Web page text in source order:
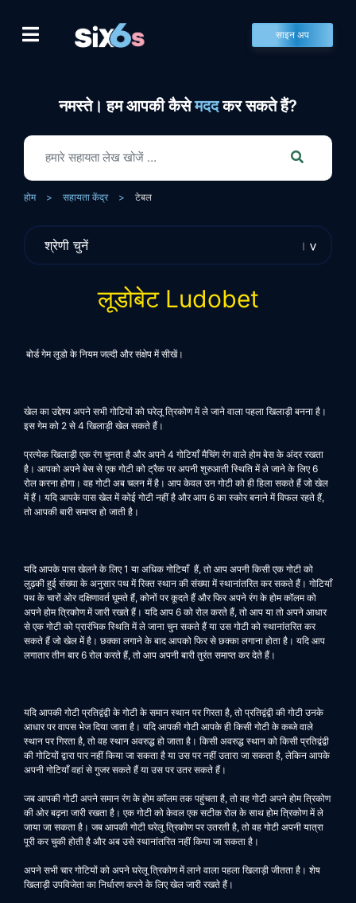
content
साइन अप
नमस्ते। हम आपकी कैसेमददकर सकते हैं?
होम > सहायता केंद्र > टेबल
लूडोबेट Ludobet
बोर्ड गेम लूडो के नियम जल्दी और संक्षेप में सीखें।
खेल का उद्देश्य अपने सभी गोटियों को घरेलू त्रिकोण में ले जाने वाला पहला खिलाड़ी बनना है।
इस गेम को 2 से 4 खिलाड़ी खेल सकते हैं।
प्रत्येक खिलाड़ी एक रंग चुनता है और अपने 4 गोटियाँ मैचिंग रंग वाले होम बेस के अंदर रखता
है। आपको अपने बेस से एक गोटी को ट्रैक पर अपनी शुरुआती स्थिति में ले जाने के लिए 6
रोल करना होगा। वह गोटी अब चलन में है। आप केवल उन गोटी को ही हिला सकते हैं जो खेल
में हैं। यदि आपके पास खेल में कोई गोटी नहीं है और आप 6 का स्कोर बनाने में विफल रहते हैं,
तो आपकी बारी समाप्त हो जाती है।
यदि आपके पास खेलने के लिए 1 या अधिक गोटियाँ हैं, तो आप अपनी किसी एक गोटी को
लुढ़की हुई संख्या के अनुसार पथ में रिक्त स्थान की संख्या में स्थानांतरित कर सकते हैं। गोटियाँ
पथ के चारों ओर दक्षिणावर्त घूमते हैं, कोनों पर कूदते हैं और फिर अपने रंग के होम कॉलम को
अपने होम त्रिकोण में जारी रखते हैं। यदि आप 6 को रोल करते हैं, तो आप या तो अपने आधार
से एक गोटी को प्रारंभिक स्थिति में ले जाना चुन सकते हैं या उस गोटी को स्थानांतरित कर
सकते हैं जो खेल में है। छक्का लगाने के बाद आपको फिर से छक्का लगाना होता है। यदि आप
लगातार तीन बार 6 रोल करते हैं, तो आप अपनी बारी तुरंत समाप्त कर देते हैं।
यदि आपकी गोटी प्रतिद्वंद्वी के गोटी के समान स्थान पर गिरता है, तो प्रतिद्वंद्वी की गोटी उनके
आधार पर वापस भेज दिया जाता है। यदि आपकी गोटी आपके ही किसी गोटी के कब्जे वाले
स्थान पर गिरता है, तो वह स्थान अवरुद्ध हो जाता है। किसी अवरुद्ध स्थान को किसी प्रतिद्वंद्वी
की गोटियों द्वारा पार नहीं किया जा सकता है या उस पर नहीं उतारा जा सकता है, लेकिन आपके
अपनी गोटियाँ वहां से गुजर सकते हैं या उस पर उतर सकते हैं।
जब आपकी गोटी अपने समान रंग के होम कॉलम तक पहुंचता है, तो वह गोटी अपने होम त्रिकोण
की ओर बढ़ना जारी रखता है। एक गोटी को केवल एक सटीक रोल के साथ होम त्रिकोण में ले
जाया जा सकता है। जब आपकी गोटी घरेलू त्रिकोण पर उतरती है, तो वह गोटी अपनी यात्रा
पूरी कर चुकी होती है और अब उसे स्थानांतरित नहीं किया जा सकता है।
अपने सभी चार गोटियों को अपने घरेलू त्रिकोण में लाने वाला पहला खिलाड़ी जीतता है। शेष
खिलाड़ी उपविजेता का निर्धारण करने के लिए खेल जारी रखते हैं।